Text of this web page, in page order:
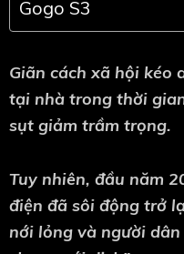
Gogo S3
Giãn cách xã hội kéo
tại nhà trong thời
sụt giảm trầm trọng.
Tuy nhiên, đầu năm
điện đã sôi động trở
nới lỏng và người